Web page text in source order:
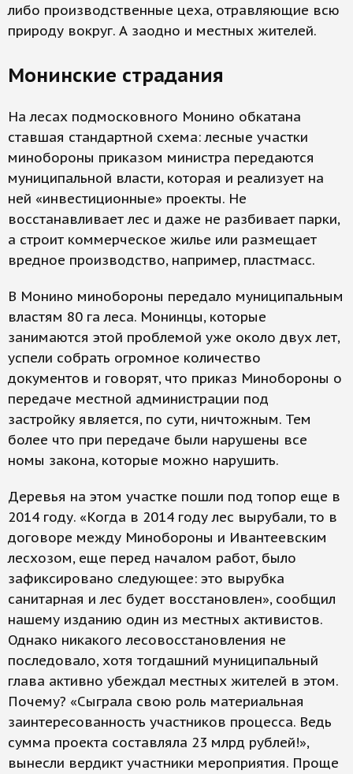
либо производственные цеха, отравляющие всю
природу вокруг. А заодно и местных жителей.
Монинские страдания
На лесах подмосковного Монино обкатана
ставшая стандартной схема: лесные участки
минобороны приказом министра передаются
муниципальной власти, которая и реализует на
ней «инвестиционные» проекты. Не
восстанавливает лес и даже не разбивает парки,
а строит коммерческое жилье или размещает
вредное производство, например, пластмасс.
В Монино минобороны передало муниципальным
властям 80 га леса. Монинцы, которые
занимаются этой проблемой уже около двух лет,
успели собрать огромное количество
документов и говорят, что приказ Минобороны о
передаче местной администрации под
застройку является, по сути, ничтожным. Тем
более что при передаче были нарушены все
номы закона, которые можно нарушить.
Деревья на этом участке пошли под топор еще в
2014 году. «Когда в 2014 году лес вырубали, то в
договоре между Минобороны и Ивантеевским
лесхозом, еще перед началом работ, было
зафиксировано следующее: это вырубка
санитарная и лес будет восстановлен», сообщил
нашему изданию один из местных активистов.
Однако никакого лесовосстановления не
последовало, хотя тогдашний муниципальный
глава активно убеждал местных жителей в этом.
Почему? «Сыграла свою роль материальная
заинтересованность участников процесса. Ведь
сумма проекта составляла 23 млрд рублей!»,
вынесли вердикт участники мероприятия. Проще